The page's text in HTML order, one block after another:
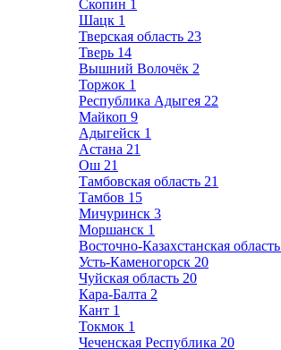
Скопин 1
Шацк 1
Тверская область 23
Тверь 14
Вышний Волочёк 2
Торжок 1
Республика Адыгея 22
Майкоп 9
Адыгейск 1
Астана 21
Ош 21
Тамбовская область 21
Тамбов 15
Мичуринск 3
Моршанск 1
Восточно-Казахстанская область
Усть-Каменогорск 20
Чуйская область 20
Кара-Балта 2
Кант 1
Токмок 1
Чеченская Республика 20